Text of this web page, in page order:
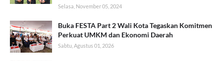
Selasa, November 05, 2024
Buka FESTA Part 2 Wali Kota Tegaskan Komitmen
Perkuat UMKM dan Ekonomi Daerah
Sabtu, Agustus 01, 2026